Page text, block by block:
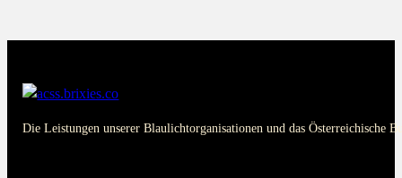
Die Leistungen unserer Blaulichtorganisationen und das Österreichische